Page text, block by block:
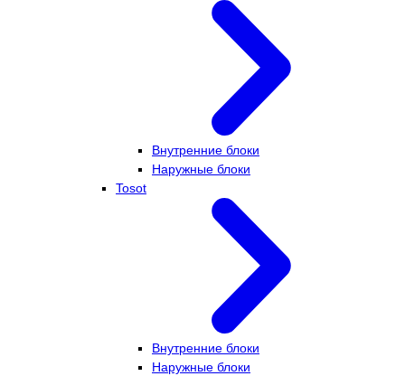
Внутренние блоки
Наружные блоки
Tosot
Внутренние блоки
Наружные блоки